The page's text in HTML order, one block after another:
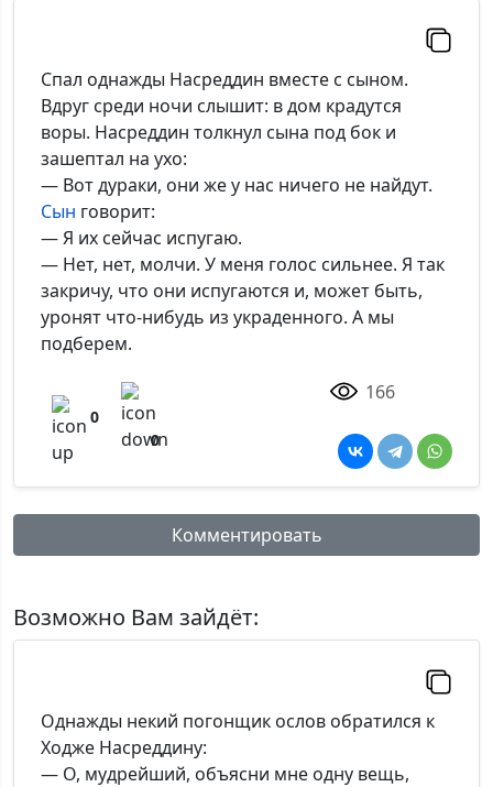
Спал однажды Насреддин вместе с сыном.
Вдруг среди ночи слышит: в дом крадутся
воры. Насреддин толкнул сына под бок и
зашептал на ухо:
— Вот дураки, они же у нас ничего не найдут.
Сын говорит:
— Я их сейчас испугаю.
— Нет, нет, молчи. У меня голос сильнее. Я так
закричу, что они испугаются и, может быть,
уронят что-нибудь из украденного. А мы
подберем.
0
0
166
Комментировать
Возможно Вам зайдёт:
Однажды некий погонщик ослов обратился к
Ходже Насреддину:
— О, мудрейший, объясни мне одну вещь,